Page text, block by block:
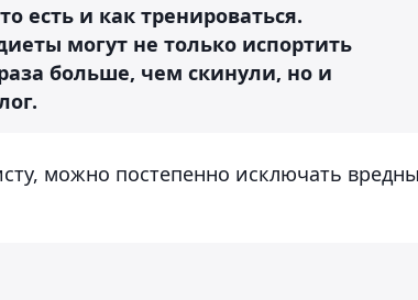
есть и как тренироваться.
могут не только испортить
больше, чем скинули, но и
можно постепенно исключать